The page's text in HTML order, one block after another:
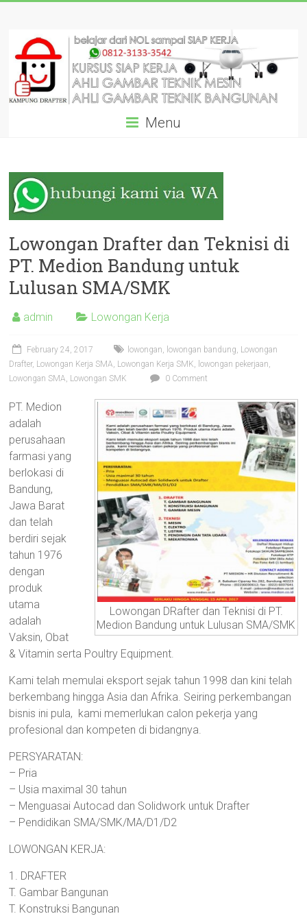
contentKURSUS
AUTOCAD
DRAFTER
SIAP
DARI
AHLINYA:
GARANSI
SAMPAI
BISA!
Pelatihan
AutoCAD
3D,
Sketchup,
Enscape,
Inventor,
RAB,
Ahli
Gambar
Teknik
Mesin,
Arsitektur
dan
Interior,
di
Bandung,
Surabaya,
Jakarta,
Depok,
Bekasi,
Kediri
Menu
Lowongan Drafter dan Teknisi di
PT. Medion Bandung untuk
Lulusan SMA/SMK
admin Lowongan Kerja
February 24, 2017 lowongan, lowongan bandung, Lowongan
Drafter, Lowongan Kerja SMA, Lowongan Kerja SMK, lowongan pekerjaan,
Lowongan SMA, Lowongan SMK 0 Comment
Lowongan DRafter dan Teknisi di PT.
Medion Bandung untuk Lulusan SMA/SMK
PT. Medion
adalah
perusahaan
farmasi yang
berlokasi di
Bandung,
Jawa Barat
dan telah
berdiri sejak
tahun 1976
dengan
produk
utama
adalah
Vaksin, Obat
& Vitamin serta Poultry Equipment.
Kami telah memulai eksport sejak tahun 1998 dan kini telah
berkembang hingga Asia dan Afrika. Seiring perkembangan
bisnis ini pula, kami memerlukan calon pekerja yang
profesional dan kompeten di bidangnya.
PERSYARATAN:
– Pria
– Usia maximal 30 tahun
– Menguasai Autocad dan Solidwork untuk Drafter
– Pendidikan SMA/SMK/MA/D1/D2
LOWONGAN KERJA:
1. DRAFTER
T. Gambar Bangunan
T. Konstruksi Bangunan